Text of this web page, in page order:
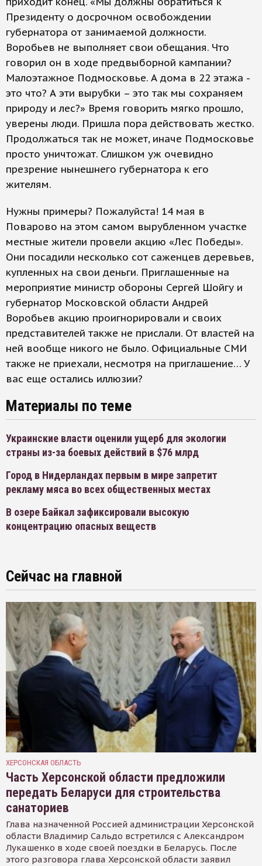
Президенту о досрочном освобождении
губернатора от занимаемой должности.
Воробьев не выполняет свои обещания. Что
говорил он в ходе предвыборной кампании?
Малоэтажное Подмосковье. А дома в 22 этажа -
это что? А эти вырубки – это так мы сохраняем
природу и лес?» Время говорить мягко прошло,
уверены люди. Пришла пора действовать жестко.
Продолжаться так не может, иначе Подмосковье
просто уничтожат. Слишком уж очевидно
презрение нынешнего губернатора к его
жителям.
Нужны примеры? Пожалуйста! 14 мая в
Поварово на этом самом вырубленном участке
местные жители провели акцию «Лес Победы».
Они посадили несколько сот саженцев деревьев,
купленных на свои деньги. Приглашенные на
мероприятие министр обороны Сергей Шойгу и
губернатор Московской области Андрей
Воробьев акцию проигнорировали и своих
представителей также не прислали. От властей на
ней вообще никого не было. Официальные СМИ
также не приехали, несмотря на приглашение… У
вас еще остались иллюзии?
Материалы по теме
Украинские власти оценили ущерб для экологии
страны из-за боевых действий в $76 млрд
Город в Нидерландах первым в мире запретит
рекламу мяса во всех общественных местах
В озере Байкал зафиксировали высокую
концентрацию опасных веществ
Сейчас на главной
ХЕРСОНСКАЯ ОБЛАСТЬ
Часть Херсонской области предложили
передать Беларуси для строительства
санаториев
Глава назначенной Россией администрации Херсонской
области Владимир Сальдо встретился с Александром
Лукашенко в ходе своей поездки в Беларусь. После
этого разговора глава Херсонской области заявил